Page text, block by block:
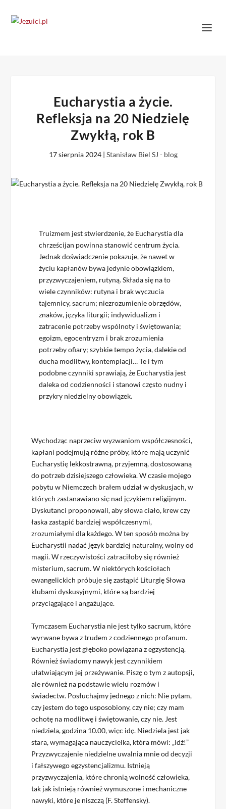
Eucharystia a życie.
Refleksja na 20 Niedzielę
Zwykłą, rok B
17 sierpnia 2024| Stanisław Biel SJ - blog
Truizmem jest stwierdzenie, że Eucharystia dla
chrześcijan powinna stanowić centrum życia.
Jednak doświadczenie pokazuje, że nawet w
życiu kapłanów bywa jedynie obowiązkiem,
przyzwyczajeniem, rutyną. Składa się na to
wiele czynników: rutyna i brak wyczucia
tajemnicy, sacrum; niezrozumienie obrzędów,
znaków, języka liturgii; indywidualizm i
zatracenie potrzeby wspólnoty i świętowania;
egoizm, egocentryzm i brak zrozumienia
potrzeby ofiary; szybkie tempo życia, dalekie od
ducha modlitwy, kontemplacji… Te i tym
podobne czynniki sprawiają, że Eucharystia jest
daleka od codzienności i stanowi często nudny i
przykry niedzielny obowiązek.
Wychodząc naprzeciw wyzwaniom współczesności,
kapłani podejmują różne próby, które mają uczynić
Eucharystię lekkostrawną, przyjemną, dostosowaną
do potrzeb dzisiejszego człowieka. W czasie mojego
pobytu w Niemczech brałem udział w dyskusjach, w
których zastanawiano się nad językiem religijnym.
Dyskutanci proponowali, aby słowa ciało, krew czy
łaska zastąpić bardziej współczesnymi,
zrozumiałymi dla każdego. W ten sposób można by
Eucharystii nadać język bardziej naturalny, wolny od
magii. W rzeczywistości zatraciłoby się również
misterium, sacrum. W niektórych kościołach
ewangelickich próbuje się zastąpić Liturgię Słowa
klubami dyskusyjnymi, które są bardziej
przyciągające i angażujące.
Tymczasem Eucharystia nie jest tylko sacrum, które
wyrwane bywa z trudem z codziennego profanum.
Eucharystia jest głęboko powiązana z egzystencją.
Również świadomy nawyk jest czynnikiem
ułatwiającym jej przeżywanie. Piszę o tym z autopsji,
ale również na podstawie wielu rozmów i
świadectw. Posłuchajmy jednego z nich: Nie pytam,
czy jestem do tego usposobiony, czy nie; czy mam
ochotę na modlitwę i świętowanie, czy nie. Jest
niedziela, godzina 10.00, więc idę. Niedziela jest jak
stara, wymagająca nauczycielka, która mówi: „Idź!”
Przyzwyczajenie niedzielne uwalnia mnie od decyzji
i fałszywego egzystencjalizmu. Istnieją
przyzwyczajenia, które chronią wolność człowieka,
tak jak istnieją również wymuszone i mechaniczne
nawyki, które je niszczą (F. Steffensky).